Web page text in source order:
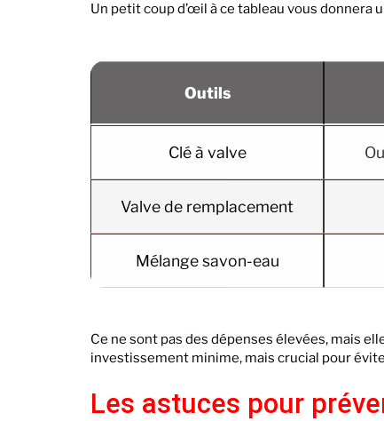
Un petit coup d’œil à ce tableau vous donnera
Outils
Clé à valve
Valve de remplacement
Mélange savon-eau
Ce ne sont pas des dépenses élevées, mais
investissement minime, mais crucial pour
Les astuces pour